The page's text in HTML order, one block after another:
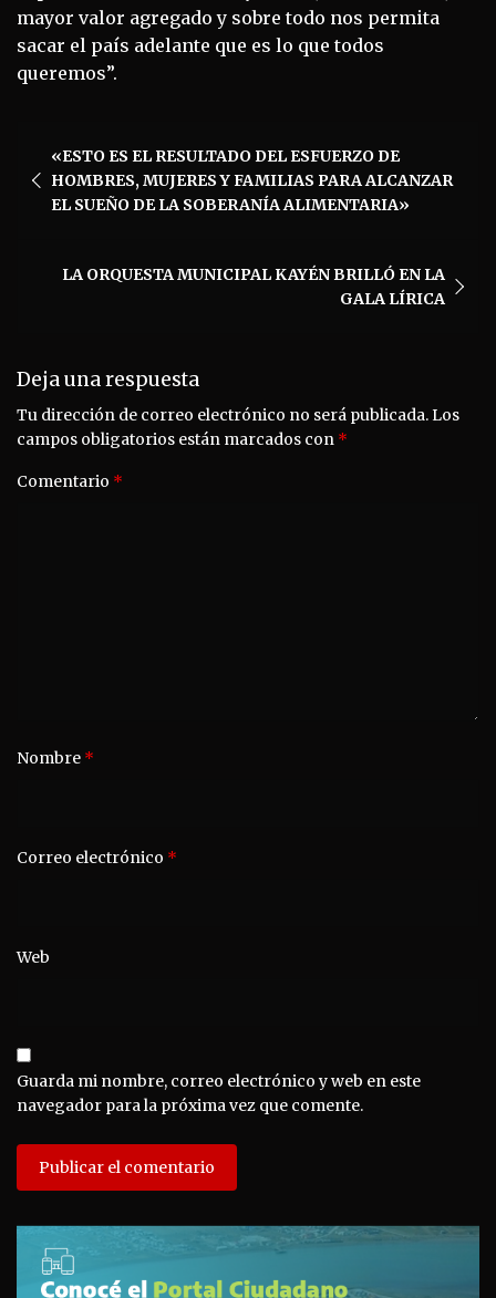
mayor valor agregado y sobre todo nos permita
sacar el país adelante que es lo que todos
queremos”.
de
entradas
«ESTO ES EL RESULTADO DEL ESFUERZO DE
HOMBRES, MUJERES Y FAMILIAS PARA ALCANZAR
EL SUEÑO DE LA SOBERANÍA ALIMENTARIA»
LA ORQUESTA MUNICIPAL KAYÉN BRILLÓ EN LA
GALA LÍRICA
Deja una respuesta
Tu dirección de correo electrónico no será publicada.Los
campos obligatorios están marcados con *
Comentario *
Nombre *
Correo electrónico *
Web
Guarda mi nombre, correo electrónico y web en este
navegador para la próxima vez que comente.